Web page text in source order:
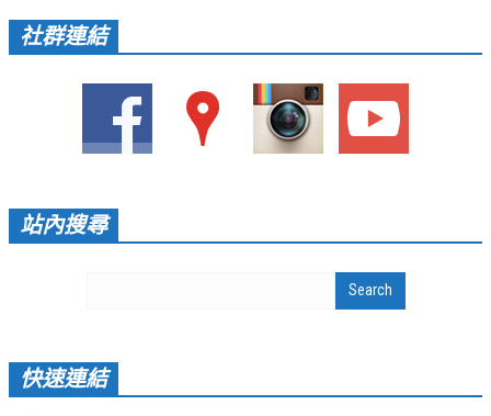
社區愛加倍
愛加倍協會介紹
愛加倍活動相簿
陪讀班活動相簿
讚美之泉 YOUTUBE 頻道
社群連結
站內搜尋
快速連結